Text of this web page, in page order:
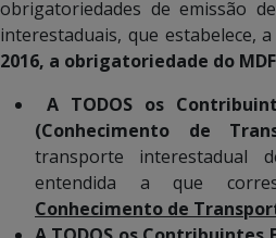
obrigatoriedades de emissão
interestaduais, que estabelece, a
2016, a obrigatoriedade do
A TODOS os
(Conhecimento de
transporte interestadual
entendida a que
Conhecimento de